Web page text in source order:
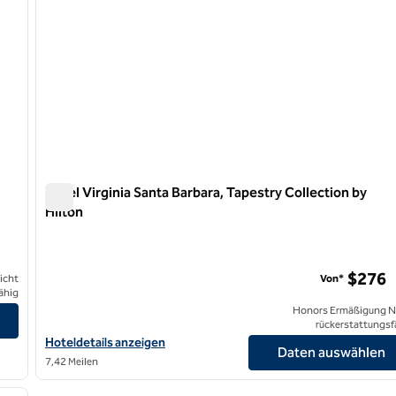
by Hilton anzeigen
Hotel Virginia Santa Barbara, Tapestry Collection by
Hilton
Hoteldetails für das Hotel Virginia Santa Barbara, Tapestry
Hoteldetails anzeigen
7,42 Meilen
Von* $276
Honors Ermäßigung
Daten auswählen